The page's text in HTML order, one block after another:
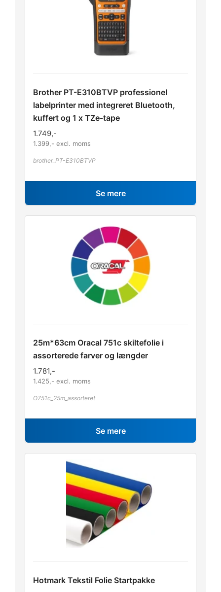
Brother PT-E310BTVP professionel
labelprinter med integreret Bluetooth,
kuffert og 1 x TZe-tape
1.749,-
1.399 ,- excl. moms
brother_PT-E310BTVP
Se mere
25m*63cm Oracal 751c skiltefolie i
assorterede farver og længder
1.781,-
1.425 ,- excl. moms
O751c_25m_assorteret
Se mere
Hotmark Tekstil Folie Startpakke